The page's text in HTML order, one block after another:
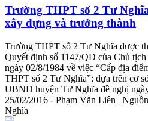
Trường THPT số 2 Tư
xây dựng và trưởng thành
Trường THPT số 2 Tư Nghĩa được
Quyết định số 1147/QĐ của Chủ
ngày 02/8/1984 về việc “Cấp địa
THPT số 2 Tư Nghĩa”; dựa trên cơ
UBND huyện Tư Nghĩa đề nghị
25/02/2016 - Phạm Văn Liên |
Nghĩa